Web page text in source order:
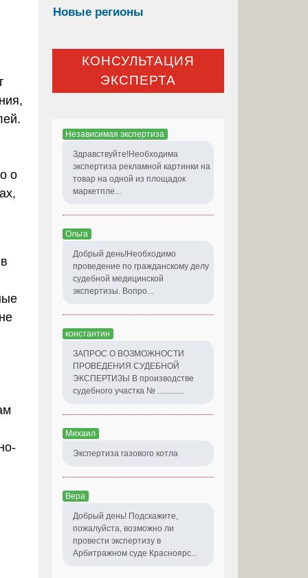
о
Новые регионы
КОНСУЛЬТАЦИЯ
ЭКСПЕРТА
Независимая экспертиза
Здравствуйте!Необходима
экспертиза рекламной картинки на
товар на одной из площадок
маркетпле...
Ольга
Добрый день!Необходимо
проведение по гражданскому делу
судебной медицинской
экспертизы. Вопро...
константин
ЗАПРОС О ВОЗМОЖНОСТИ
ПРОВЕДЕНИЯ СУДЕБНОЙ
ЭКСПЕРТИЗЫ В производстве
судебного участка № .............
Михаил
Экспертиза газового котла
Вера
Добрый день! Подскажите,
пожалуйста, возможно ли
провести экспертизу в
Арбитражном суде Красноярс...